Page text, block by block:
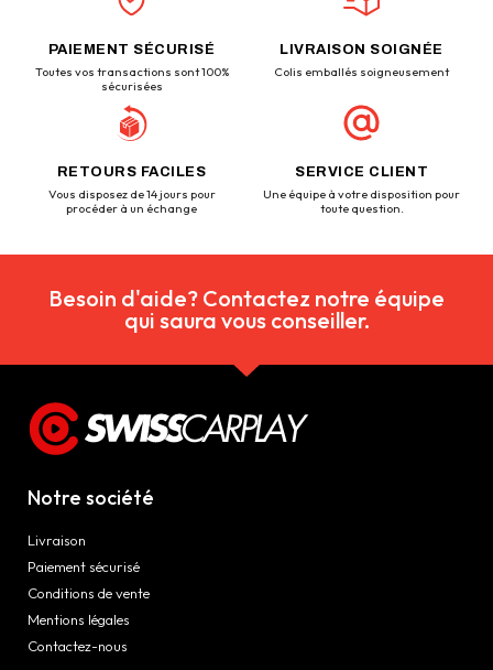
PAIEMENT SÉCURISÉ
Toutes vos transactions sont 100%
sécurisées
LIVRAISON SOIGNÉE
Colis emballés soigneusement
RETOURS FACILES
Vous disposez de 14 jours pour
procéder à un échange
SERVICE CLIENT
Une équipe à votre disposition pour
toute question.
Besoin d'aide? Contactez notre équipe
qui saura vous conseiller.
Notre société
Livraison
Paiement sécurisé
Conditions de vente
Mentions légales
Contactez-nous